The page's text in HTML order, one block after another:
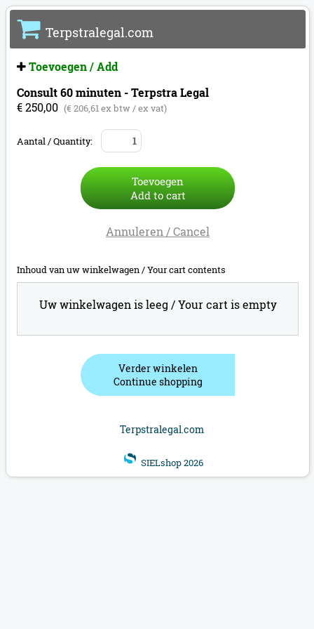
Terpstralegal.com
Toevoegen / Add
Consult 60 minuten - Terpstra Legal
€ 250,00 (€ 206,61 ex btw / ex vat)
Aantal / Quantity:
Toevoegen
Add to cart
Annuleren / Cancel
Inhoud van uw winkelwagen /Your cart contents
Uw winkelwagen is leeg / Your cart is empty
Verder winkelen
Continue shopping
Terpstralegal.com
SIELshop 2026